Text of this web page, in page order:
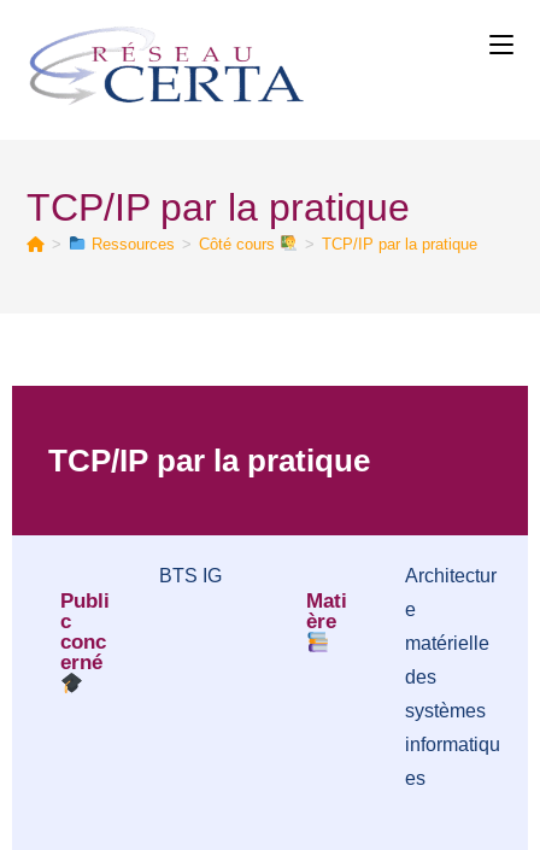
TCP/IP par la pratique
> Ressources > Côté cours > TCP/IP par la pratique
TCP/IP par la pratique
Publi
c
conc
erné
BTS IG
Mati
ère
Architectur
e
matérielle
des
systèmes
informatiqu
es